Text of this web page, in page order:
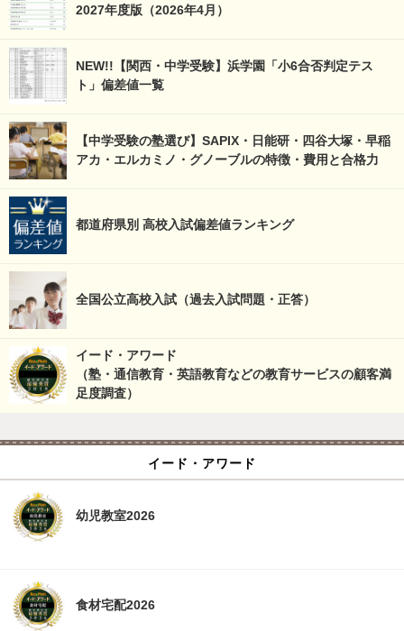
2027年度版（2026年4月）
NEW!!【関西・中学受験】浜学園「小6合否判定テス
ト」偏差値一覧
【中学受験の塾選び】SAPIX・日能研・四谷大塚・早稲
アカ・エルカミノ・グノーブルの特徴・費用と合格力
都道府県別 高校入試偏差値ランキング
全国公立高校入試（過去入試問題・正答）
イード・アワード
（塾・通信教育・英語教育などの教育サービスの顧客満
足度調査）
イード・アワード
幼児教室2026
食材宅配2026